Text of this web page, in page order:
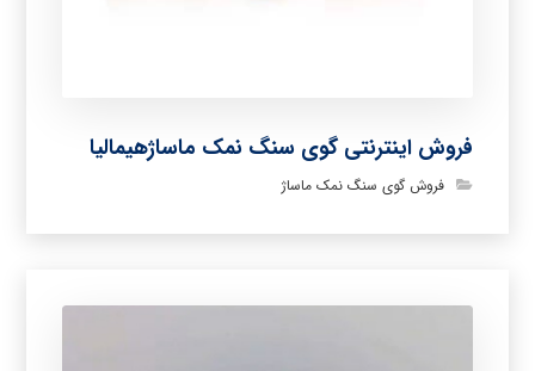
فروش اینترنتی گوی سنگ نمک ماساژهیمالیا
فروش گوی سنگ نمک ماساژ